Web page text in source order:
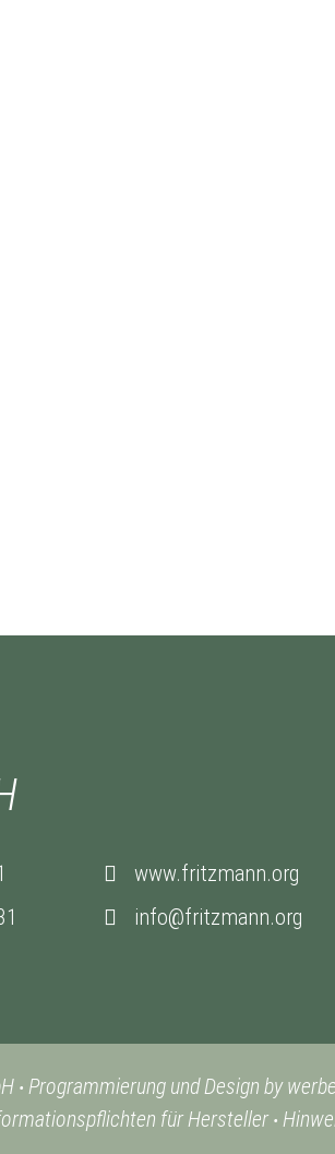
www.fritzmann.org
info@fritzmann.org
• Programmierung und Design by
für Hersteller•